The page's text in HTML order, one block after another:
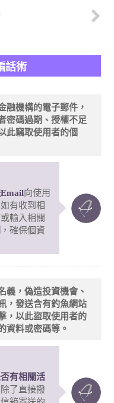
話術
融機構的電子郵件，
密碼過期、授權不足
此竊取使用者的個
向使用
有收到相
輸入相關
，確保個資
義，偽造投資機會、
，發送含有釣魚網站
，以此盜取使用者的
資料或密碼等。
有相關活
了直接撥